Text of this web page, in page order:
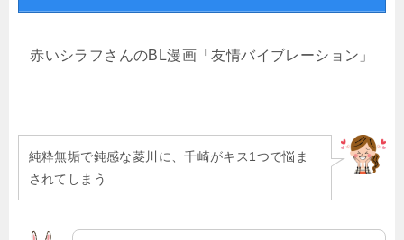
赤いシラフさんのBL漫画「友情バイブレーション」
純粋無垢で鈍感な菱川に、千崎がキス1つで悩ま
されてしまう